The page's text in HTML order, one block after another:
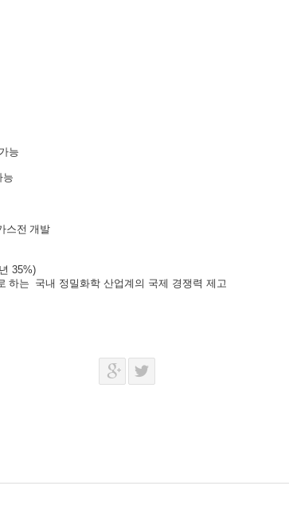
능
능
스전 개발
년 35%)
하는 국내 정밀화학 산업계의 국제 경쟁력 제고